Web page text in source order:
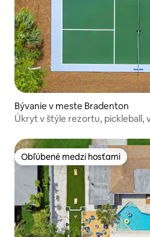
Bývanie v meste Bradenton
Úkryt v štýle rezortu, pickleball,
Obľúbené medzi hosťami
Obľúbené medzi hosťami